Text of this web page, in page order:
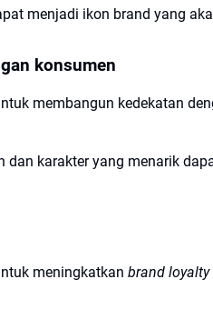
menjadi ikon brand yang
konsumen
membangun kedekatan
karakter yang menarik
meningkatkan brand loyalty